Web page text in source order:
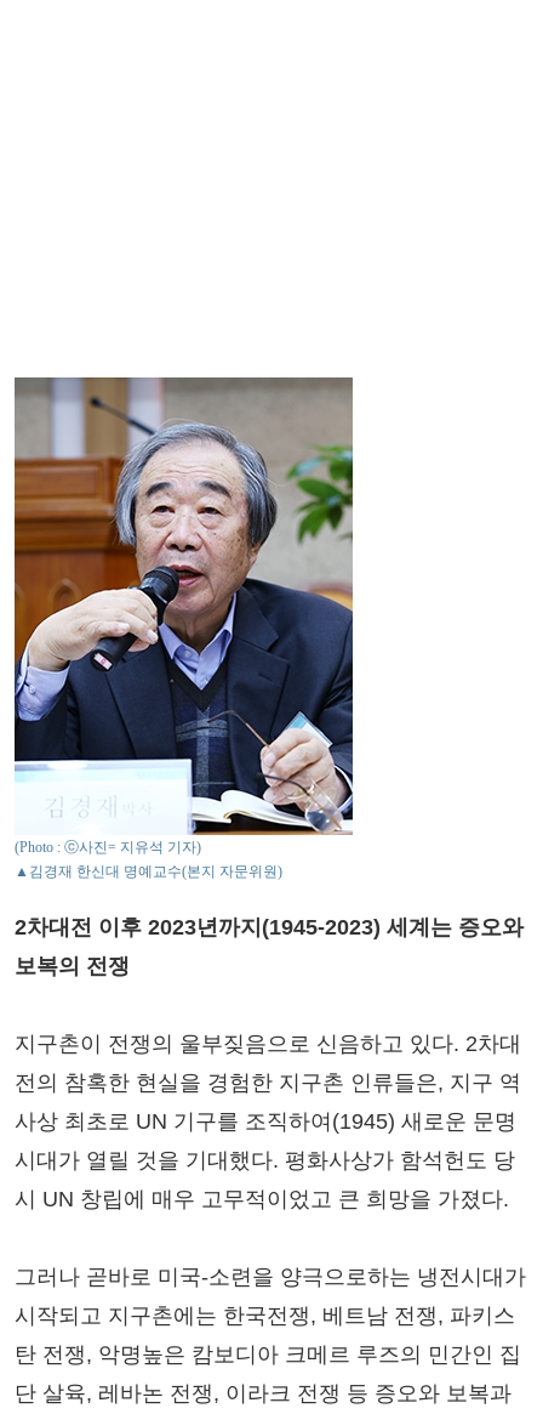
(Photo : ⓒ사진= 지유석 기자)
▲김경재 한신대 명예교수(본지 자문위원)
2차대전 이후 2023년까지(1945-2023) 세계는 증오와
보복의 전쟁
지구촌이 전쟁의 울부짖음으로 신음하고 있다. 2차대
전의 참혹한 현실을 경험한 지구촌 인류들은, 지구 역
사상 최초로 UN 기구를 조직하여(1945) 새로운 문명
시대가 열릴 것을 기대했다. 평화사상가 함석헌도 당
시 UN 창립에 매우 고무적이었고 큰 희망을 가졌다.
그러나 곧바로 미국-소련을 양극으로하는 냉전시대가
시작되고 지구촌에는 한국전쟁, 베트남 전쟁, 파키스
탄 전쟁, 악명높은 캄보디아 크메르 루즈의 민간인 집
단 살육, 레바논 전쟁, 이라크 전쟁 등 증오와 보복과